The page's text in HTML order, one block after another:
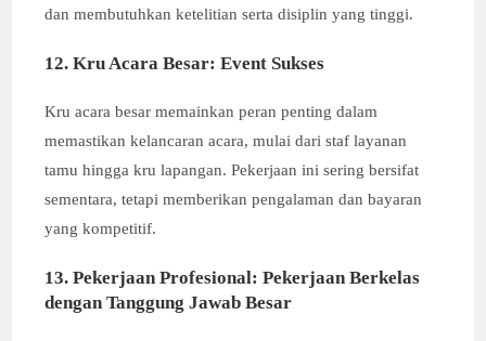
dan membutuhkan ketelitian serta disiplin yang tinggi.
12. Kru Acara Besar: Event Sukses
Kru acara besar memainkan peran penting dalam
memastikan kelancaran acara, mulai dari staf layanan
tamu hingga kru lapangan. Pekerjaan ini sering bersifat
sementara, tetapi memberikan pengalaman dan bayaran
yang kompetitif.
13. Pekerjaan Profesional: Pekerjaan Berkelas
dengan Tanggung Jawab Besar